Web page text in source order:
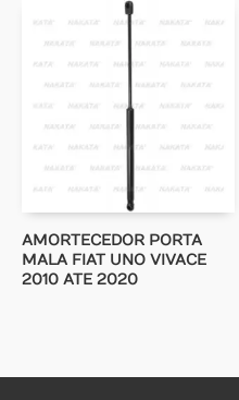
AMORTECEDOR PORTA
MALA FIAT UNO VIVACE
2010 ATE 2020